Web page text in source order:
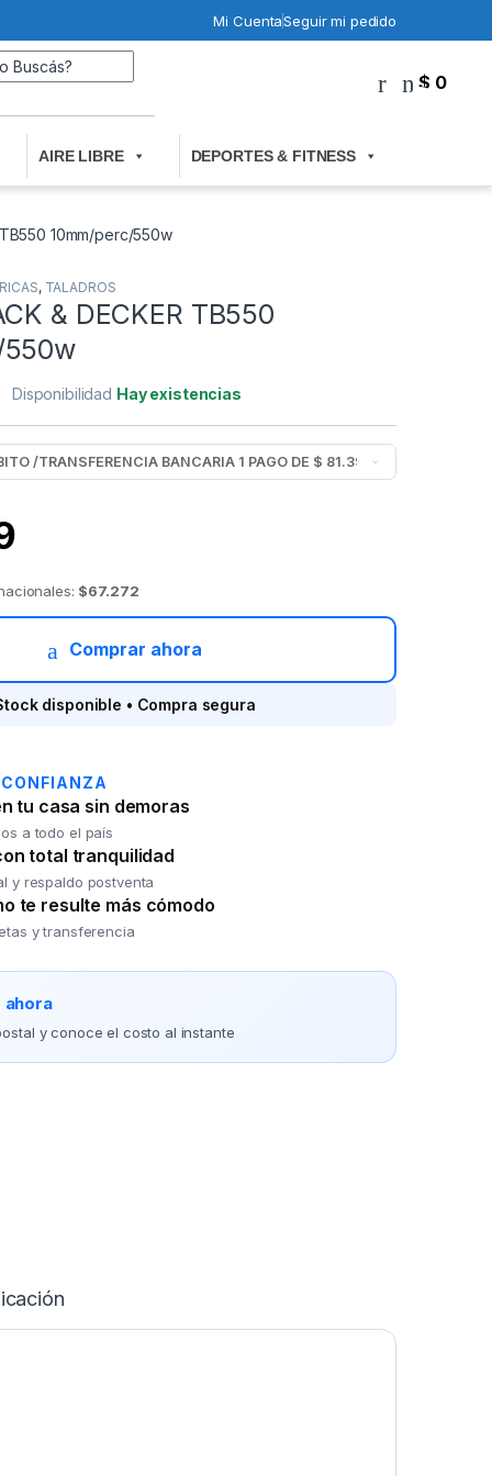
Mi CuentaSeguir mi pedido
$ 0
AIRE LIBRE DEPORTES & FITNESS
10mm/perc/550w
, TALADROS
& DECKER TB550
Disponibilidad Hay existencias
$67.272
Comprar ahora
disponible • Compra segura
tu casa sin demoras
a todo el país
total tranquilidad
y respaldo postventa
te resulte más cómodo
y transferencia
ahora
y conoce el costo al instante